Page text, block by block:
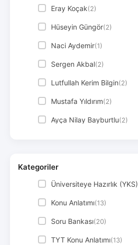
Eray Koçak(2)
Hüseyin Güngör(2)
Naci Aydemir(1)
Sergen Akbal(2)
Lutfullah Kerim Bilgin(2)
Mustafa Yıldırım(2)
Ayça Nilay Bayburtlu(2)
Kategoriler
Üniversiteye Hazırlık (YKS)
Konu Anlatımı(13)
Soru Bankası(20)
TYT Konu Anlatımı(13)